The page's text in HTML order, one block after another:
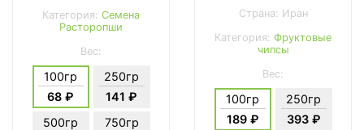
Категория: Семена
Расторопши
Вес:
100гр
68 ₽
250гр
141 ₽
500гр
750гр
Страна: Иран
Категория: Фруктовые
чипсы
Вес:
100гр
189 ₽
250гр
393 ₽